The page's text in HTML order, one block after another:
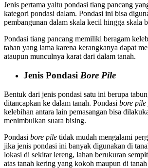
Jenis pertama yaitu pondasi tiang pancang
kategori pondasi dalam. Pondasi ini bisa
pembangunan dalam skala kecil hingga skala
Pondasi tiang pancang memiliki beragam
tahan yang lama karena kerangkanya dapat
ataupun munculnya karat dari dalam tanah.
Jenis Pondasi Bore Pile
Bentuk dari jenis pondasi satu ini berupa
ditancapkan ke dalam tanah. Pondasi bore pile
kelebihan antara lain pemasangan bisa
menimbulkan suara bising.
Pondasi bore pile tidak mudah mengalami
jika jenis pondasi ini banyak digunakan di
lokasi di sekitar lereng, lahan berukuran
atas tanah kering yang kokoh maupun di tanah